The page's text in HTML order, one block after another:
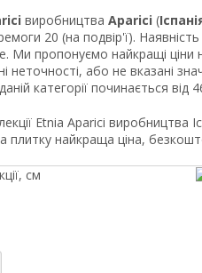
виробництва Aparici (
20 (на подвір'ї).
пропонуємо найкращі ціни
неточності, або не вказані
категорії починається від
Etnia Aparici виробництва
плитку найкраща ціна,
см